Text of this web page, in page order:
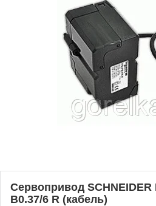
Cервопривод SCHNEIDER
B0.37/6 R (кабель)